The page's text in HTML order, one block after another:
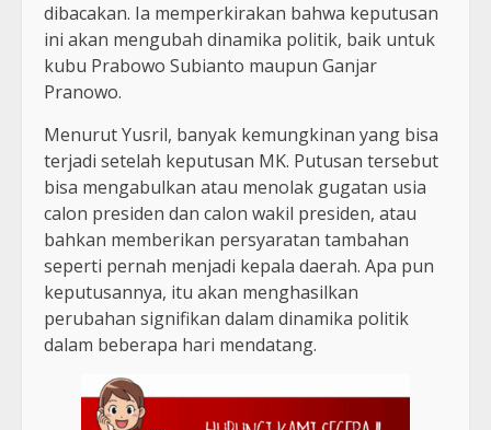
dibacakan. Ia memperkirakan bahwa keputusan
ini akan mengubah dinamika politik, baik untuk
kubu Prabowo Subianto maupun Ganjar
Pranowo.
Menurut Yusril, banyak kemungkinan yang bisa
terjadi setelah keputusan MK. Putusan tersebut
bisa mengabulkan atau menolak gugatan usia
calon presiden dan calon wakil presiden, atau
bahkan memberikan persyaratan tambahan
seperti pernah menjadi kepala daerah. Apa pun
keputusannya, itu akan menghasilkan
perubahan signifikan dalam dinamika politik
dalam beberapa hari mendatang.